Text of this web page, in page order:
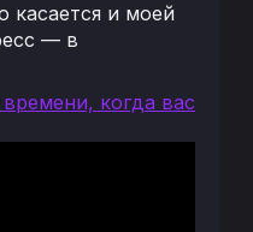
касается и моей
— в
когда вас